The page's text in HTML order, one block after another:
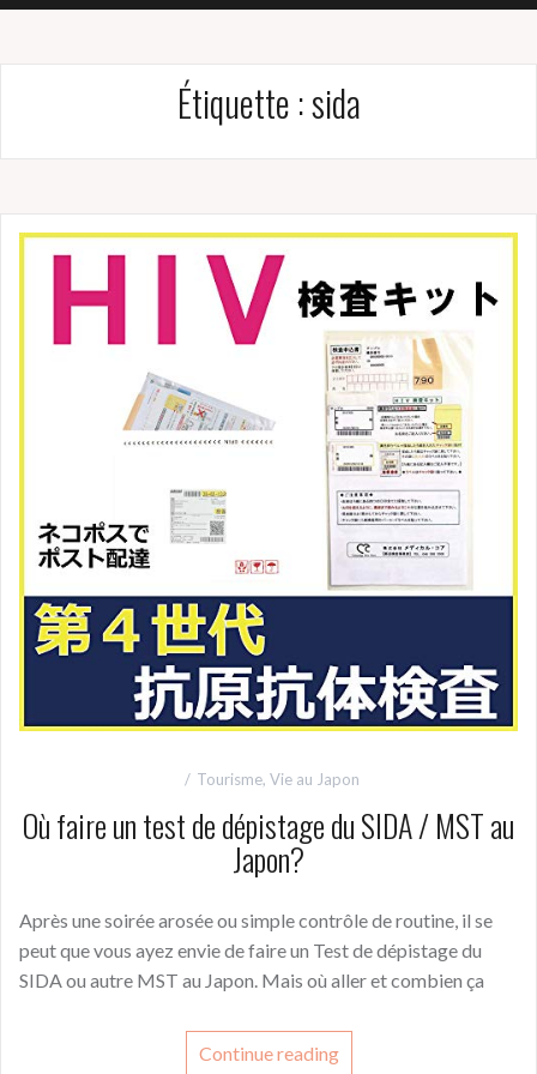
Étiquette :sida
Tourisme, Vie au Japon
Où faire un test de dépistage du SIDA / MST au
Japon?
Après une soirée arosée ou simple contrôle de routine, il se
peut que vous ayez envie de faire un Test de dépistage du
SIDA ou autre MST au Japon. Mais où aller et combien ça
Continue reading